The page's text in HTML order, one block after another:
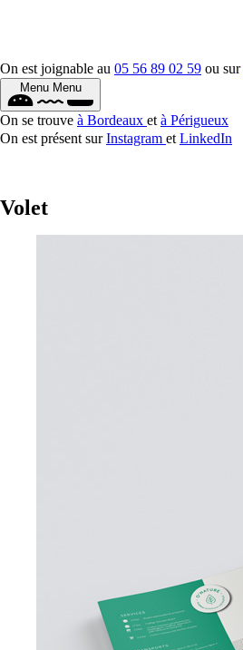
On est joignable au 05 56 89 02 59 ou sur
Menu Menu
On se trouve à Bordeaux et à Périgueux
On est présent surInstagram et LinkedIn
Volet